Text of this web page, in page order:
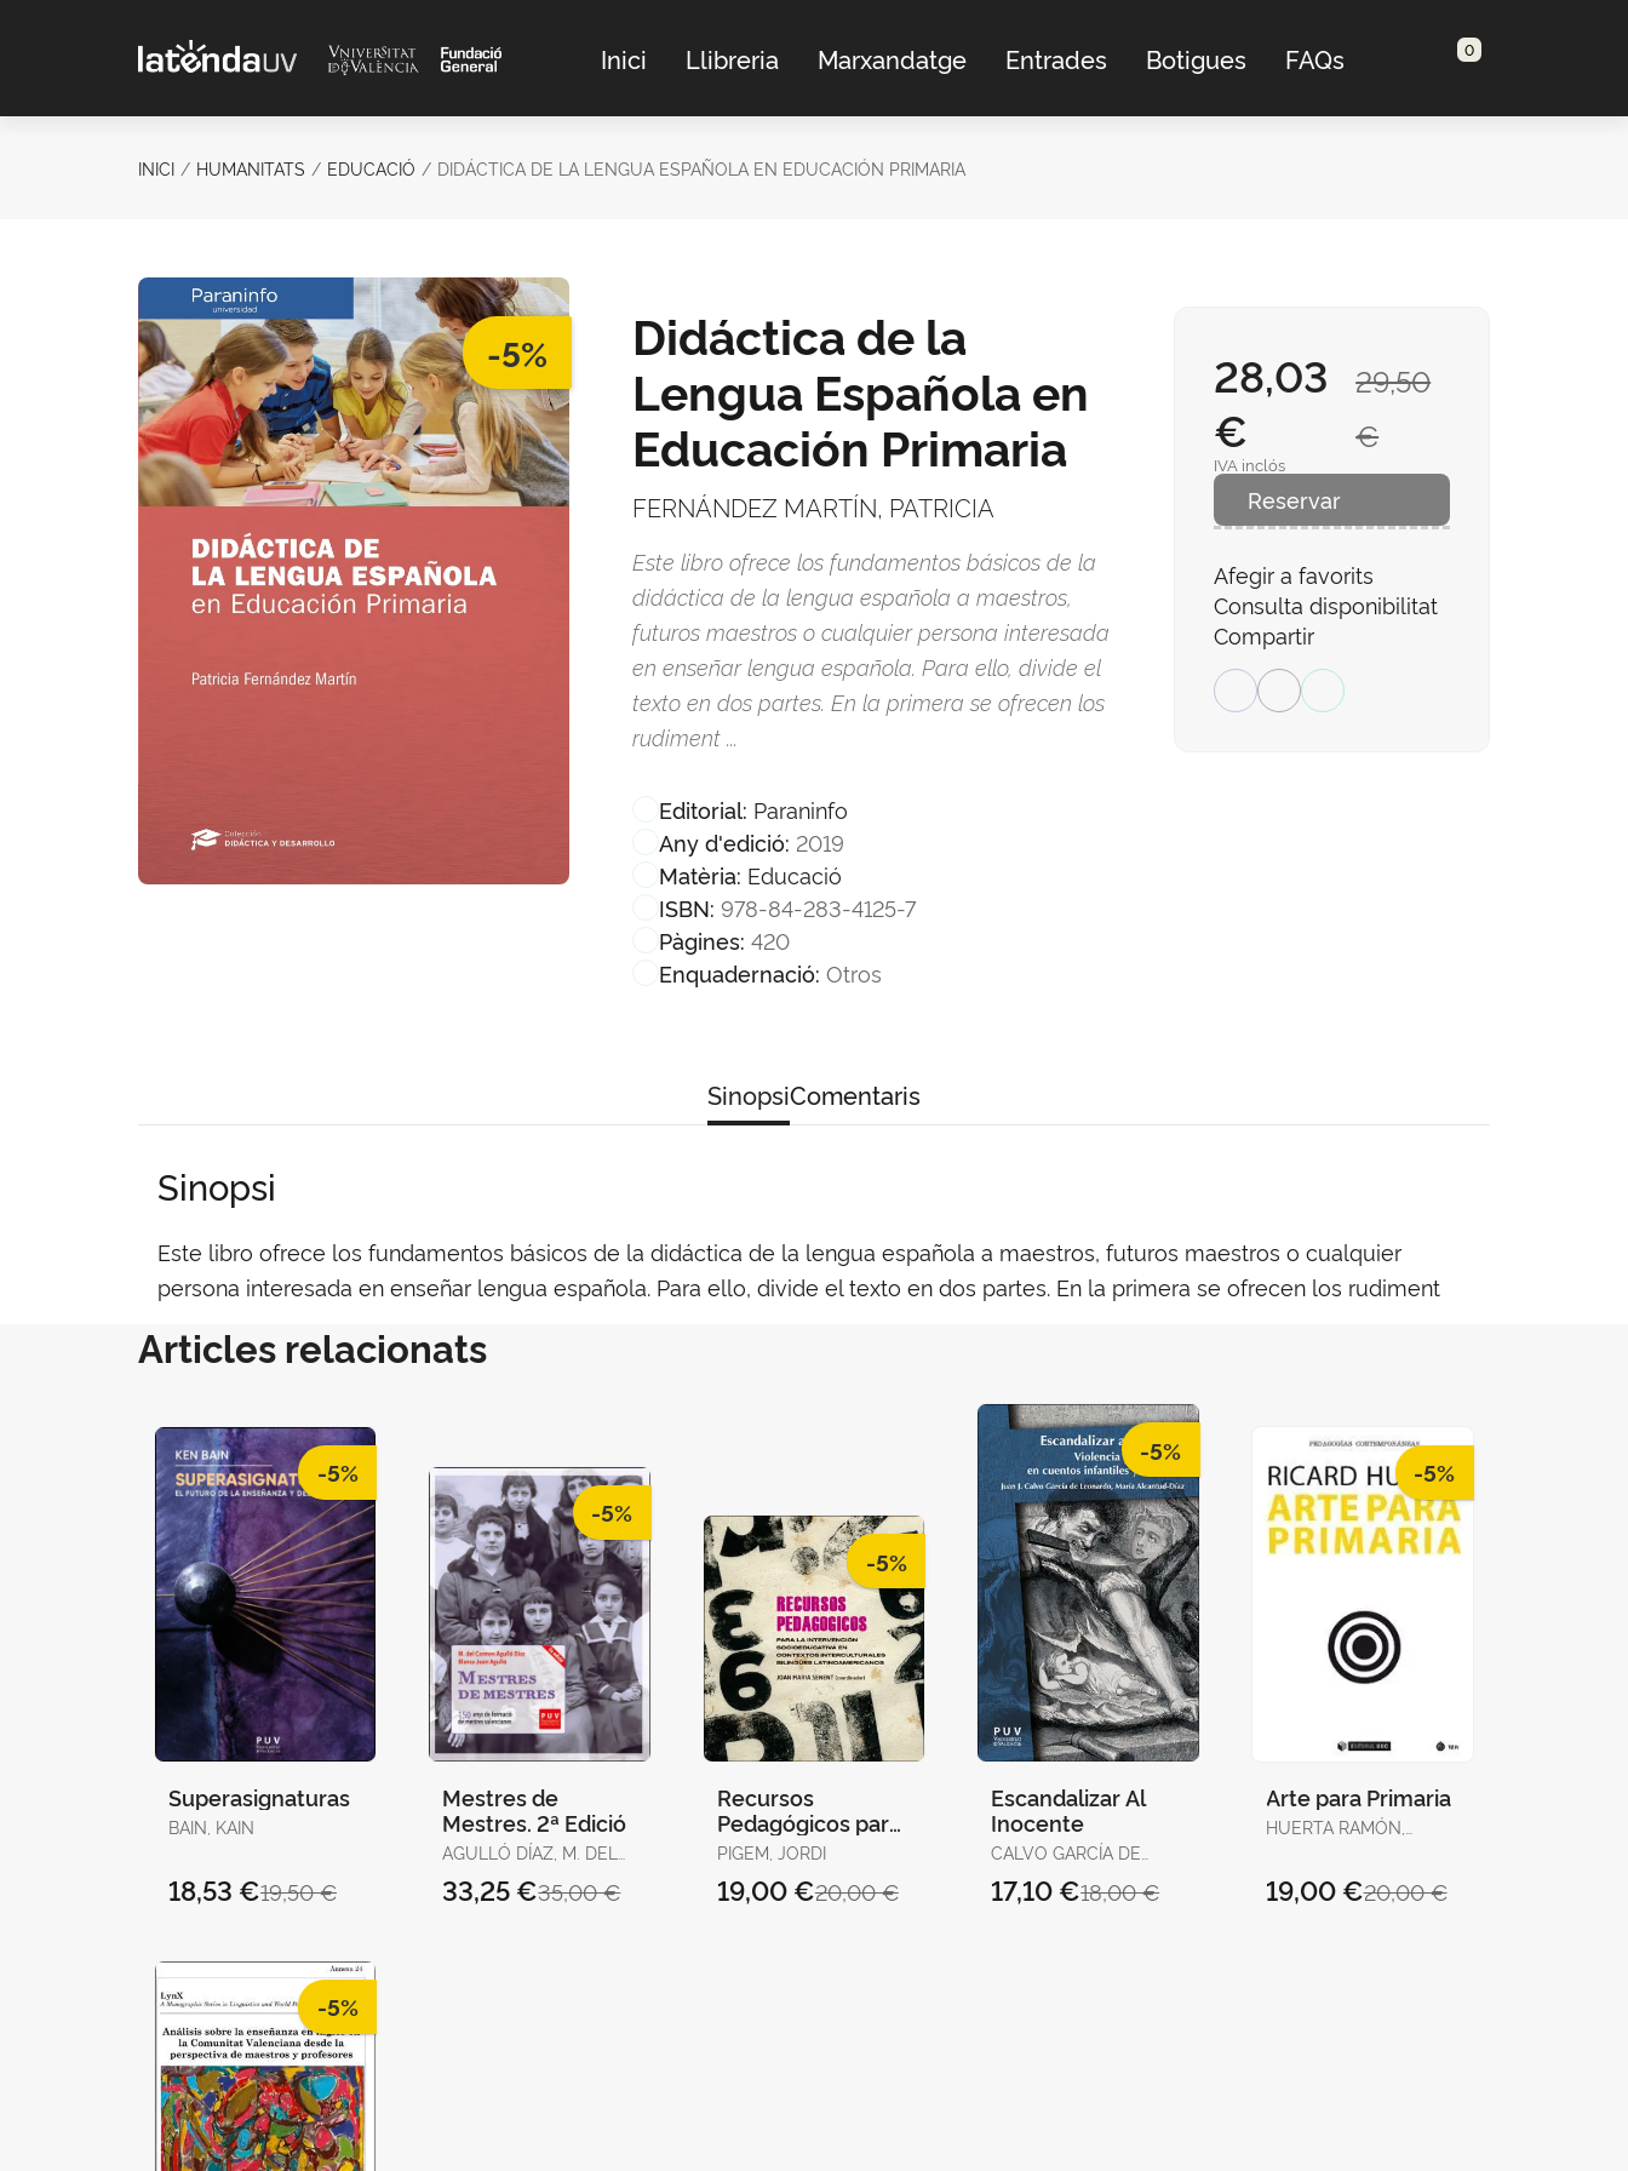
Inici Llibreria Marxandatge Entrades Botigues FAQs 0
INICI HUMANITATS EDUCACIÓ DIDÁCTICA DE LA LENGUA ESPAÑOLA EN EDUCACIÓN PRIMARIA
-5%
Didáctica de la
Lengua Española en
Educación Primaria
FERNÁNDEZ MARTÍN, PATRICIA
Este libro ofrece los fundamentos básicos de la
didáctica de la lengua española a maestros,
futuros maestros o cualquier persona interesada
en enseñar lengua española. Para ello, divide el
texto en dos partes. En la primera se ofrecen los
rudiment ...
Editorial: Paraninfo
Any d'edició: 2019
Matèria: Educació
ISBN: 978-84-283-4125-7
Pàgines: 420
Enquadernació: Otros
29,50
€
28,03
€
IVA inclós
Reservar
Afegir a favorits
Consulta disponibilitat
Compartir
SinopsiComentaris
Sinopsi
Este libro ofrece los fundamentos básicos de la didáctica de la lengua española a maestros, futuros maestros o cualquier
persona interesada en enseñar lengua española. Para ello, divide el texto en dos partes. En la primera se ofrecen los rudiment
Articles relacionats
-5%
Superasignaturas
BAIN, KAIN
19,50 €
18,53 €
-5%
Mestres de
Mestres. 2ª Edició
AGULLÓ DÍAZ, M. DEL
AGULLÓ, BLANCA
35,00 €
33,25 €
-5%
Recursos
Pedagógicos para
la Intervención
Contextos
PIGEM, JORDI
20,00 €
19,00 €
-5%
Escandalizar Al
Inocente
CALVO GARCÍA DE
JOSÉ / ALCANTUD
18,00 €
17,10 €
-5%
Arte para Primaria
HUERTA RAMÓN,
20,00 €
19,00 €
-5%